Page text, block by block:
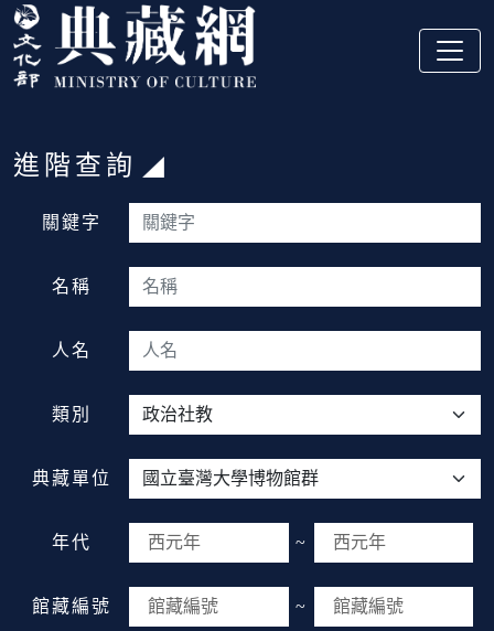
跳到主要內容
:::
:::
進階查詢
關鍵字
名稱
人名
類別
典藏單位
年代 ~
館藏編號 ~